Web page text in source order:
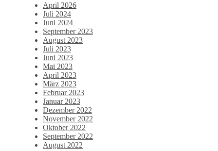
April 2026
Juli 2024
Juni 2024
September 2023
August 2023
Juli 2023
Juni 2023
Mai 2023
April 2023
März 2023
Februar 2023
Januar 2023
Dezember 2022
November 2022
Oktober 2022
September 2022
August 2022